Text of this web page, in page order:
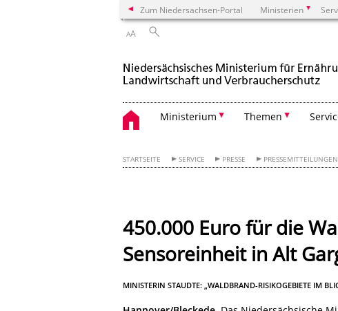
Zum Niedersachsen-Portal Ministerien
AA
Ministerium Themen
STARTSEITE SERVICE PRESSE PRESSEMITTEILUNGEN
450.000 Euro für die
Sensoreinheit in Alt
MINISTERIN STAUDTE: „WALDBRAND-RISIKOGEBIETE IM